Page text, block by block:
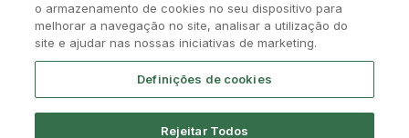
o armazenamento de cookies no seu dispositivo para
melhorar a navegação no site, analisar a utilização do
site e ajudar nas nossas iniciativas de marketing.
Definições de cookies
Rejeitar Todos